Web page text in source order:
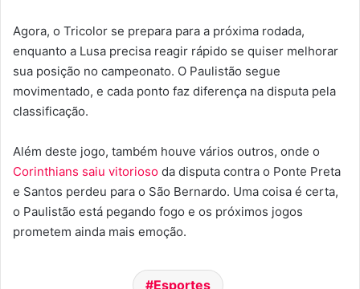
Agora, o Tricolor se prepara para a próxima rodada,
enquanto a Lusa precisa reagir rápido se quiser melhorar
sua posição no campeonato. O Paulistão segue
movimentado, e cada ponto faz diferença na disputa pela
classificação.
Além deste jogo, também houve vários outros, onde o
Corinthians saiu vitorioso da disputa contra o Ponte Preta
e Santos perdeu para o São Bernardo. Uma coisa é certa,
o Paulistão está pegando fogo e os próximos jogos
prometem ainda mais emoção.
Esportes